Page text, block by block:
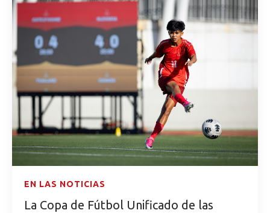
EN LAS NOTICIAS
La Copa de Fútbol Unificado de las